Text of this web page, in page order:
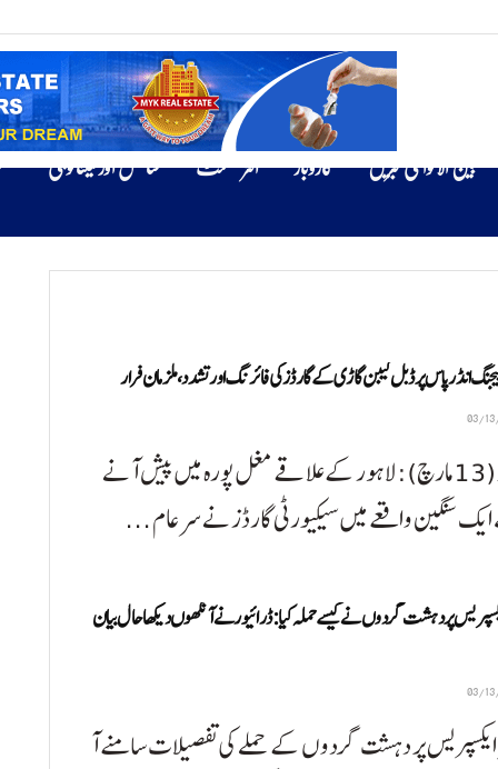
بین الاقوامی خبریں کاروبار انٹرٹینمنٹ سائنس اور ٹیکنالوجی
انڈر پاس پر ڈبل کیبن گاڑی کے گارڈز کی فائرنگ اور تشدد، ملزمان فرار
لاہور (13 مارچ): لاہور کے علاقے مغل پورہ میں پیش آنے
سنگین واقعے میں سیکیورٹی گارڈز نے سرعام ...
پر دہشت گردوں نے کیسے حملہ کیا: ڈرائیور نے آنکھوں دیکھا حال بیان
پر دہشت گردوں کے حملے کی تفصیلات سامنے آ